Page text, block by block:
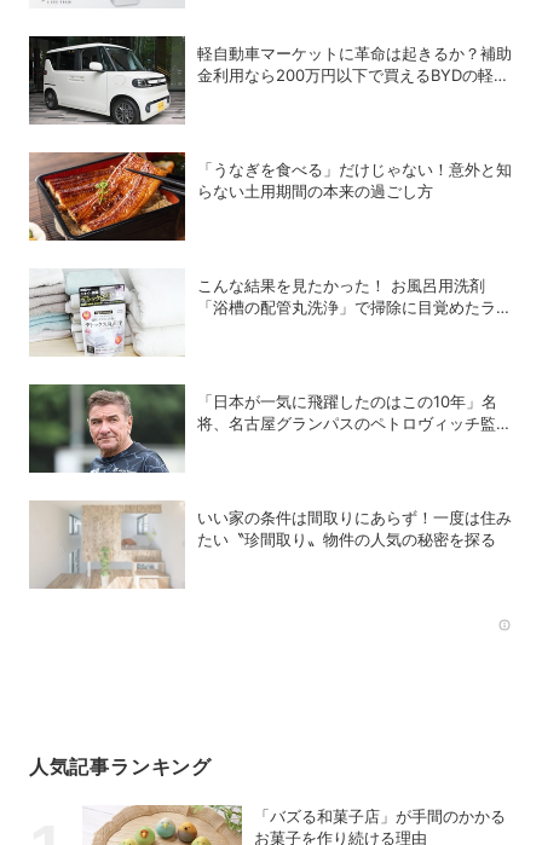
軽自動車マーケットに革命は起きるか？補助
金利用なら200万円以下で買えるBYDの軽
「うなぎを食べる」だけじゃない！意外と知
らない土用期間の本来の過ごし方
こんな結果を見たかった！ お風呂用洗剤
「浴槽の配管丸洗浄」で掃除に目覚めたライ
「日本が一気に飛躍したのはこの10年」名
将、名古屋グランパスのペトロヴィッチ監督
いい家の条件は間取りにあらず！一度は住み
たい〝珍間取り〟物件の人気の秘密を探る
人気記事ランキング
「バズる和菓子店」が手間のかかる
お菓子を作り続ける理由